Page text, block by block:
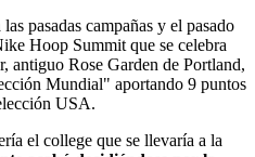
pasadas campañas y el pasado
Hoop Summit que se celebra
antiguo Rose Garden de Portland,
Mundial" aportando 9 puntos
USA.
el college que se llevaría a la